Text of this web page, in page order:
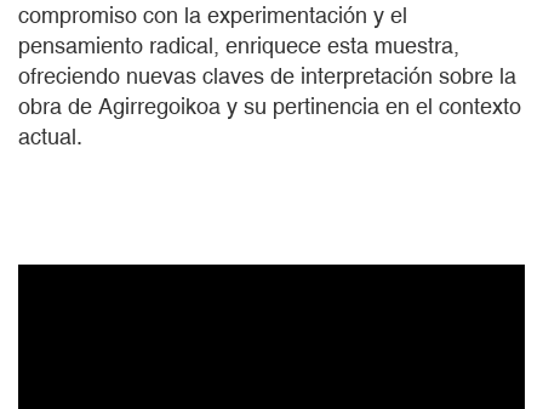
compromiso con la experimentación y el
pensamiento radical, enriquece esta muestra,
ofreciendo nuevas claves de interpretación sobre la
obra de Agirregoikoa y su pertinencia en el contexto
actual.